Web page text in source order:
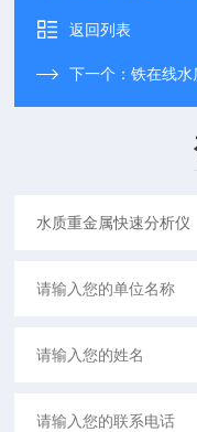
返回列表
下一个：铁在线水